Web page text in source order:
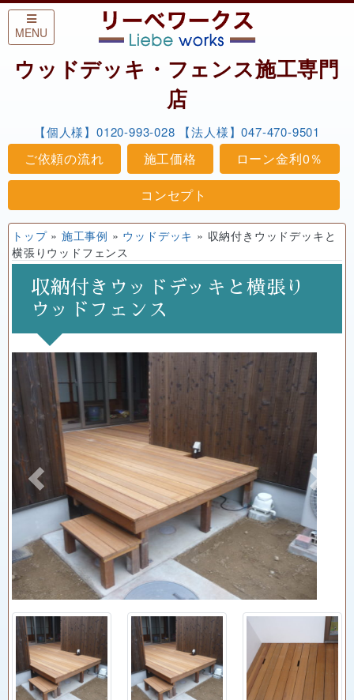
Skip to content
MENU
ウッドデッキ・フェンス施工専門
店
【個人様】0120-993-028 【法人様】047-470-9501
ご依頼の流れ 施工価格
ローン金利0％
コンセプト
トップ» 施工事例 » ウッドデッキ » 収納付きウッドデッキと
横張りウッドフェンス
収納付きウッドデッキと横張り
ウッドフェンス
Previous Next